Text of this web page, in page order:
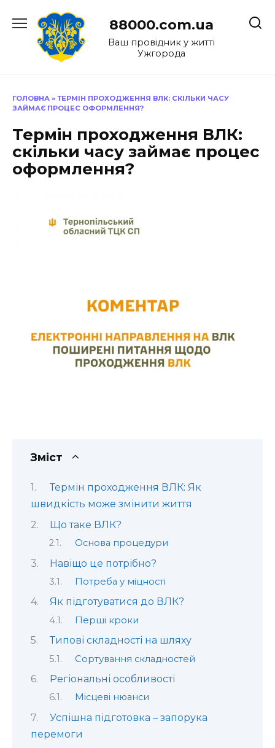
до
88000.com.ua
Ваш провідник у житті
Ужгорода
ГОЛОВНА » ТЕРМІН ПРОХОДЖЕННЯ ВЛК: СКІЛЬКИ ЧАСУ
ЗАЙМАЄ ПРОЦЕС ОФОРМЛЕННЯ?
Термін проходження ВЛК:
скільки часу займає процес
оформлення?
Зміст
Термін проходження ВЛК: Як
швидкість може змінити життя
Що таке ВЛК?
Основа процедури
Навіщо це потрібно?
Потреба у міцності
Як підготуватися до ВЛК?
Перші кроки
Типові складності на шляху
Сортування складностей
Регіональні особливості
Місцеві нюанси
Успішна підготовка – запорука
перемоги